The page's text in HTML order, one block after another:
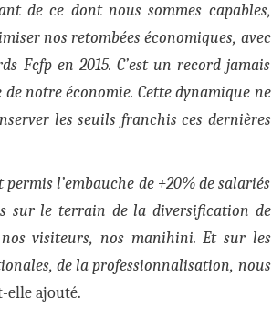
de ce dont nous sommes capables,
nos retombées économiques, avec
Fcfp en 2015. C’est un record jamais
notre économie. Cette dynamique ne
les seuils franchis ces dernières
l’embauche de +20% de salariés
sur le terrain de la diversification de
visiteurs, nos manihini. Et sur les
de la professionnalisation, nous
elle ajouté.